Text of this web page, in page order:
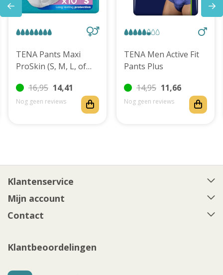
TENA Pants Maxi
ProSkin (S, M, L, of
16,95 14,41
Nog geen reviews
TENA Men Active Fit
Pants Plus
14,95 11,66
Nog geen reviews
Klantenservice
Mijn account
Contact
Klantbeoordelingen